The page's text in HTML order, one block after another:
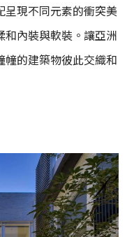
呈現不同元素的衝突美
和內裝與軟裝。讓亞洲
幢的建築物彼此交織和